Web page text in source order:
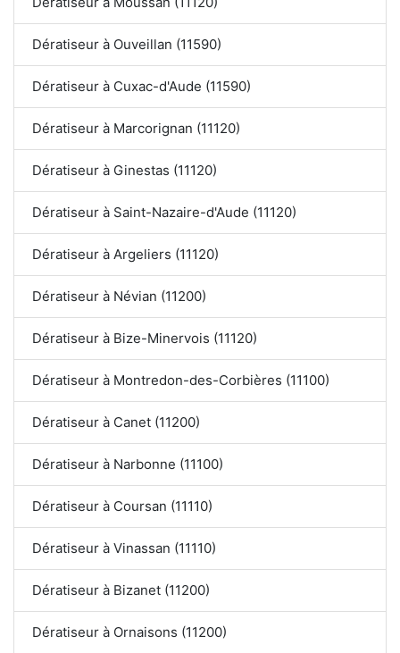
Dératiseur à Ouveillan (11590)
Dératiseur à Cuxac-d'Aude (11590)
Dératiseur à Marcorignan (11120)
Dératiseur à Ginestas (11120)
Dératiseur à Saint-Nazaire-d'Aude (11120)
Dératiseur à Argeliers (11120)
Dératiseur à Névian (11200)
Dératiseur à Bize-Minervois (11120)
Dératiseur à Montredon-des-Corbières (11100)
Dératiseur à Canet (11200)
Dératiseur à Narbonne (11100)
Dératiseur à Coursan (11110)
Dératiseur à Vinassan (11110)
Dératiseur à Bizanet (11200)
Dératiseur à Ornaisons (11200)